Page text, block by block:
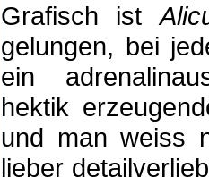
Grafisch ist
gelungen, bei
ein
hektik
und man weiss
lieber